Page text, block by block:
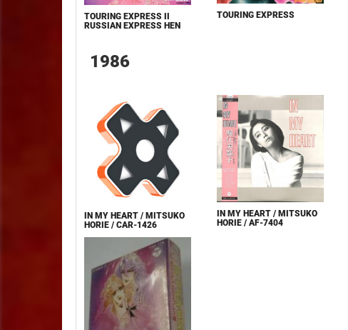
TOURING EXPRESS II
RUSSIAN EXPRESS HEN
TOURING EXPRESS
1986
IN MY HEART / MITSUKO
HORIE / CAR-1426
IN MY HEART / MITSUKO
HORIE / AF-7404